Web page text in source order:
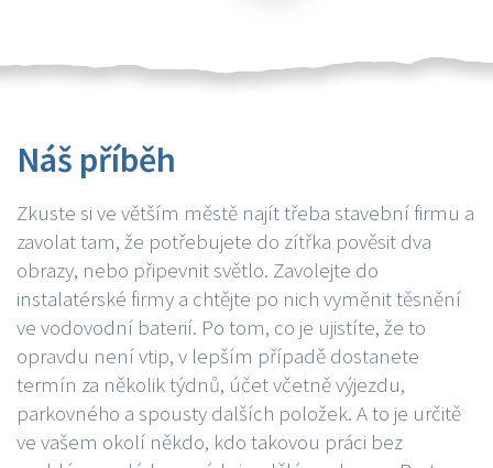
Náš příběh
Zkuste si ve větším městě najít třeba stavební firmu a
zavolat tam, že potřebujete do zítřka pověsit dva
obrazy, nebo připevnit světlo. Zavolejte do
instalatérské firmy a chtějte po nich vyměnit těsnění
ve vodovodní baterií. Po tom, co je ujistíte, že to
opravdu není vtip, v lepším případě dostanete
termín za několik týdnů, účet včetně výjezdu,
parkovného a spousty dalších položek. A to je určitě
ve vašem okolí někdo, kdo takovou práci bez